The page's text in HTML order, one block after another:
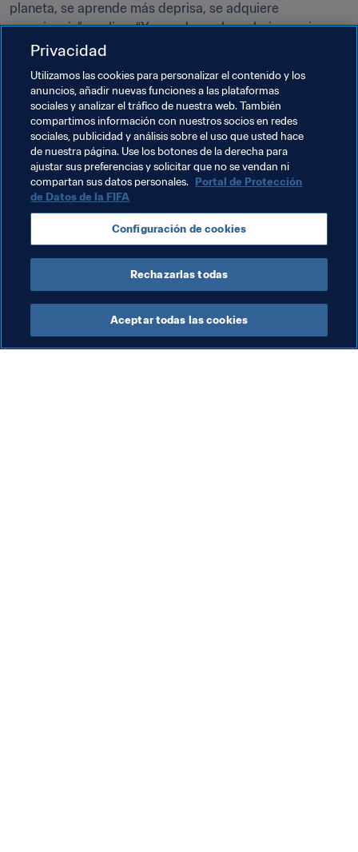
planeta, se aprende más deprisa, se adquiere
experiencia”, explica. “Y cuando vuelvo a bajar a mi
categoría de edad, especialmente con la selección de
Si puedo aportar algo, ¡mucho mejor!”.
Humilde, brillante, colectivo… Sin duda, con Adil
Aouchiche, el PSG y los Bleuets han sacado el número
ganador.
Temas relacionados
Copa Mundial Sub-17 de la FIFA Brasil 2019™
Privacidad
Utilizamos las cookies para personalizar el contenido y los
anuncios, añadir nuevas funciones a las plataformas
sociales y analizar el tráfico de nuestra web. También
compartimos información con nuestros socios en redes
sociales, publicidad y análisis sobre el uso que usted hace
de nuestra página. Use los botones de la derecha para
ajustar sus preferencias y solicitar que no se vendan ni
compartan sus datos personales. Portal de Protección
de Datos de la FIFA
Configuración de cookies
Rechazarlas todas
Aceptar todas las cookies